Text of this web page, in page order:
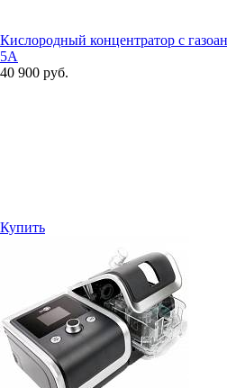
Кислородный концентратор с
5A
40 900 руб.
Купить